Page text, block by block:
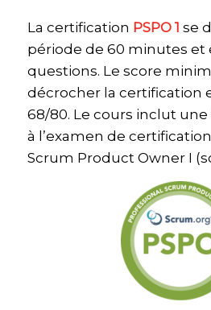
La certification PSPO 1 se
période de 60 minutes et
questions. Le score
décrocher la certification
68/80. Le cours inclut
à l’examen de
Scrum Product Owner I